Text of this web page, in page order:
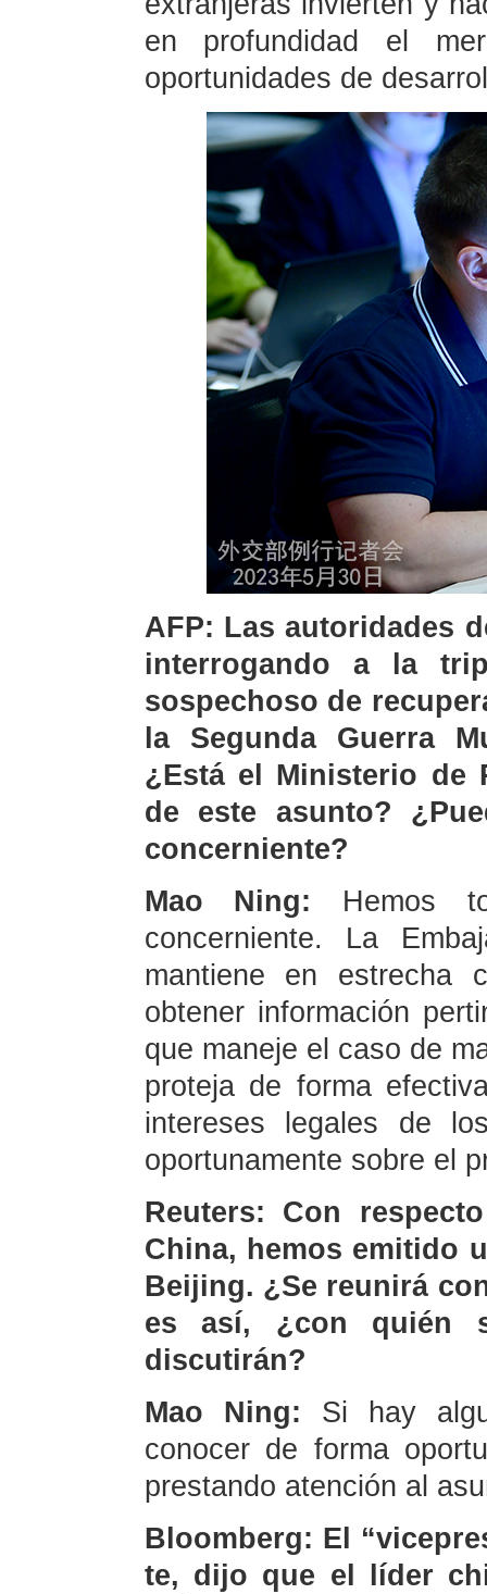
en profundidad el
oportunidades de
AFP: Las autoridades
interrogando a la
sospechoso de
la Segunda Guerra
¿Está el Ministerio de
de este asunto?
concerniente?
Mao Ning: Hemos
concerniente. La
mantiene en estrecha
obtener información
que maneje el caso de
proteja de forma
intereses legales de
oportunamente sobre el
Reuters: Con
China, hemos emitido
Beijing. ¿Se reunirá
es así, ¿con quién
discutirán?
Mao Ning: Si hay
conocer de forma
prestando atención al
Bloomberg: El
te, dijo que el líder